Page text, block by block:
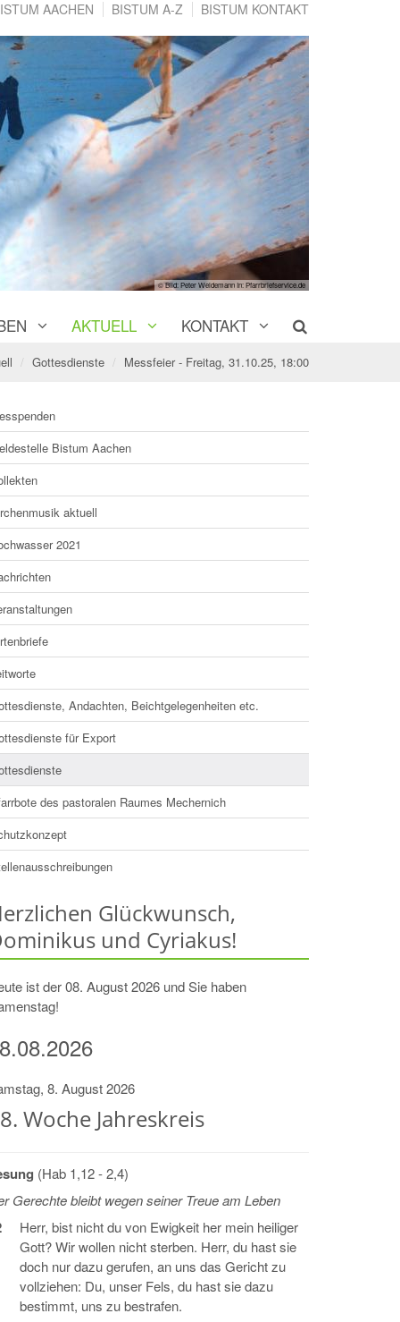
AACHEN BISTUM A-Z BISTUM KONTAKT
© Bild: Peter Weidemann In: Pfarrbriefservice.de
AKTUELL KONTAKT
Gottesdienste Messfeier - Freitag, 31.10.25, 18:00
Bistum Aachen
aktuell
2021
Andachten, Beichtgelegenheiten etc.
für Export
des pastoralen Raumes Mechernich
Glückwunsch,
und Cyriakus!
ist der 08. August 2026 und Sie haben
8. August 2026
Woche Jahreskreis
(Hab 1,12 - 2,4)
Gerechte bleibt wegen seiner Treue am Leben
Herr, bist nicht du von Ewigkeit her mein heiliger
Gott? Wir wollen nicht sterben. Herr, du hast sie
doch nur dazu gerufen, an uns das Gericht zu
vollziehen: Du, unser Fels, du hast sie dazu
bestimmt, uns zu bestrafen.